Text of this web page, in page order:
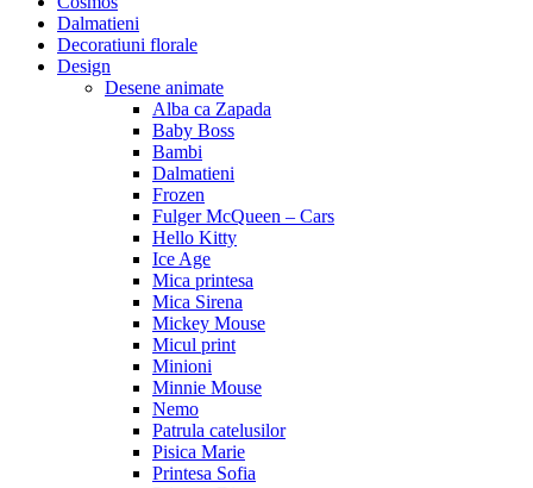
Dalmatieni
Decoratiuni florale
Design
Desene animate
Alba ca Zapada
Baby Boss
Bambi
Dalmatieni
Frozen
Fulger McQueen – Cars
Hello Kitty
Ice Age
Mica printesa
Mica Sirena
Mickey Mouse
Micul print
Minioni
Minnie Mouse
Nemo
Patrula catelusilor
Pisica Marie
Printesa Sofia